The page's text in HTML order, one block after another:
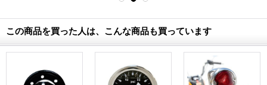
この商品を買った人は、こんな商品も買っています